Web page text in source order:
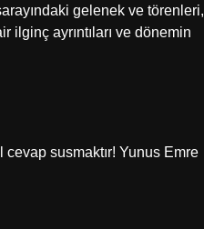
gelenek ve törenleri,
ilginç ayrıntıları ve dönemin
susmaktır! Yunus Emre